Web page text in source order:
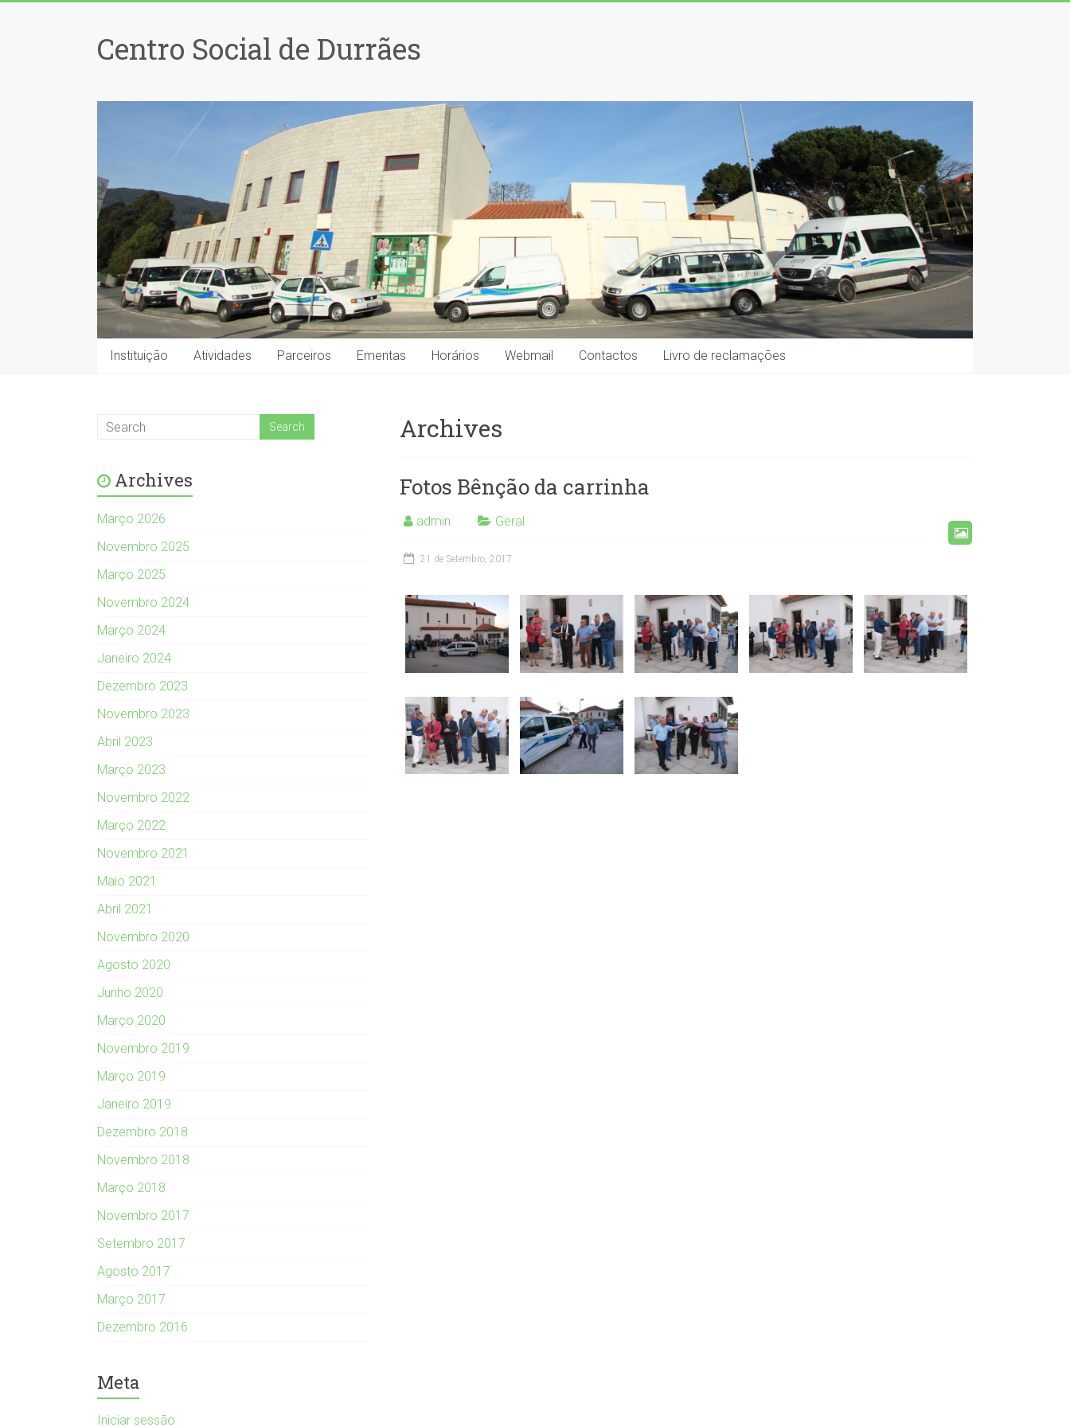
Centro Social de Durrães
Instituição Atividades Parceiros Ementas Horários Webmail Contactos Livro de reclamações
Archives
Fotos Bênção da carrinha
admin Geral
21 de Setembro, 2017
Archives
Março 2026
Novembro 2025
Março 2025
Novembro 2024
Março 2024
Janeiro 2024
Dezembro 2023
Novembro 2023
Abril 2023
Março 2023
Novembro 2022
Março 2022
Novembro 2021
Maio 2021
Abril 2021
Novembro 2020
Agosto 2020
Junho 2020
Março 2020
Novembro 2019
Março 2019
Janeiro 2019
Dezembro 2018
Novembro 2018
Março 2018
Novembro 2017
Setembro 2017
Agosto 2017
Março 2017
Dezembro 2016
Meta
Iniciar sessão